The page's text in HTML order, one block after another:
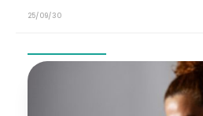
25/09/30